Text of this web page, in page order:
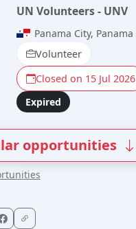
UN Volunteers - UNV
Panama City, Panama
Volunteer
Closed on 15 Jul 2026
Expired
opportunities